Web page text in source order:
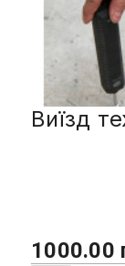
Виїзд
1000.00